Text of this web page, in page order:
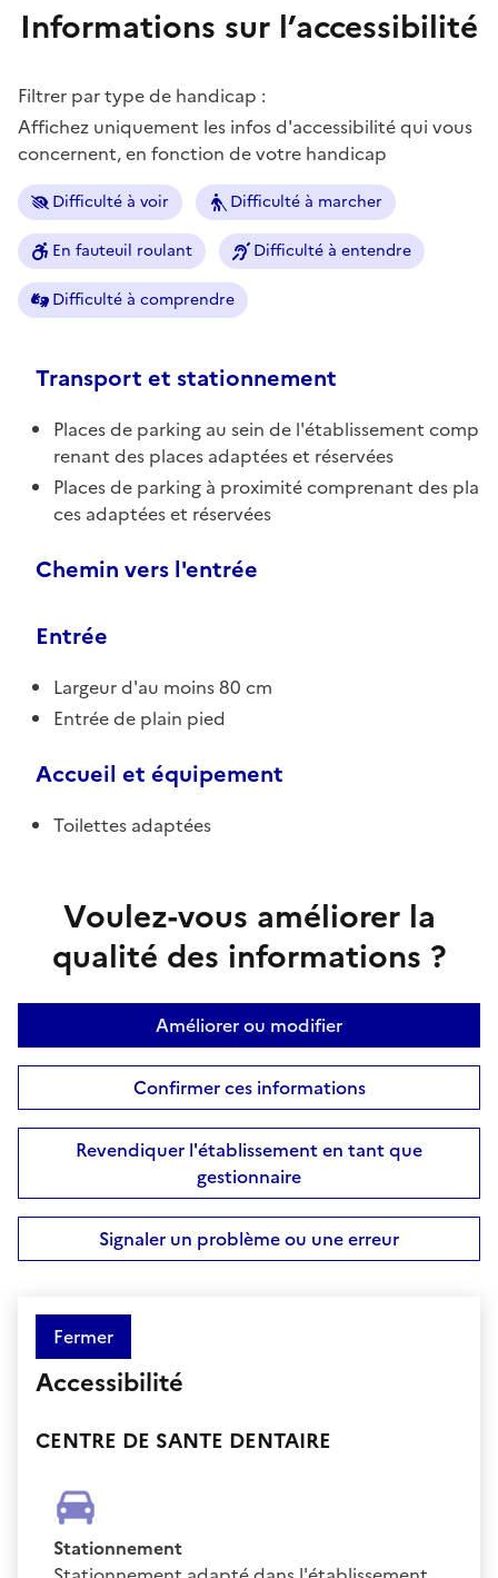
Informations sur l’accessibilité
Filtrer par type de handicap :
Affichez uniquement les infos d'accessibilité qui vous
concernent, en fonction de votre handicap
Difficulté à voir Difficulté à marcher
En fauteuil roulant Difficulté à entendre
Difficulté à comprendre
Transport et stationnement
Places de parking au sein de l'établissement comp
renant des places adaptées et réservées
Places de parking à proximité comprenant des pla
ces adaptées et réservées
Chemin vers l'entrée
Entrée
Largeur d'au moins 80 cm
Entrée de plain pied
Accueil et équipement
Toilettes adaptées
Voulez-vous améliorer la
qualité des informations ?
Améliorer ou modifier
Confirmer ces informations
Revendiquer l'établissement en tant que
gestionnaire
Signaler un problème ou une erreur
Fermer
Accessibilité
CENTRE DE SANTE DENTAIRE
Stationnement